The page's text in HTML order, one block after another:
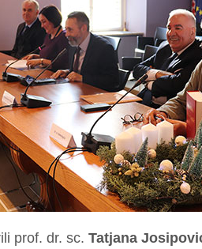
prof. dr. sc. Tatjana